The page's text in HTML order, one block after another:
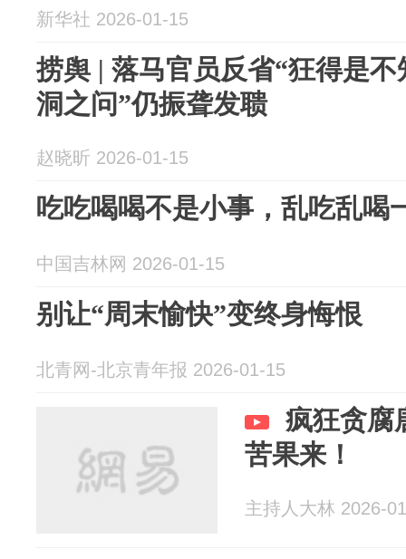
新华社 2026-01-15
捞舆 | 落马官员反省“狂得是
洞之问”仍振聋发聩
赵晓昕 2026-01-15
吃吃喝喝不是小事，乱吃乱喝
中国吉林网 2026-01-15
别让“周末愉快”变终身悔恨
北青网-北京青年报 2026-01-15
疯狂贪腐
苦果来！
主持人大林 2026-